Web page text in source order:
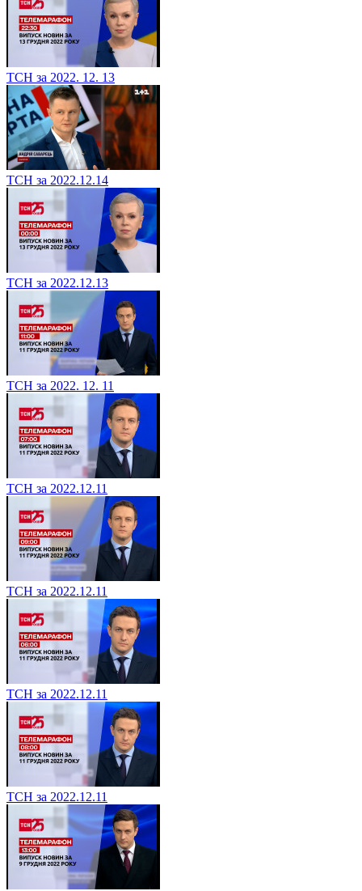
ТСН за 2022. 12. 13
ТСН за 2022.12.14
ТСН за 2022.12.13
ТСН за 2022. 12. 11
ТСН за 2022.12.11
ТСН за 2022.12.11
ТСН за 2022.12.11
ТСН за 2022.12.11